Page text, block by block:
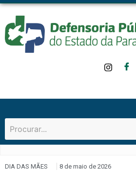
DIA DAS MÃES 8 de maio de 2026